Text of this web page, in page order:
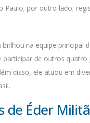
Paulo, por outro lado,
na equipe principal
participar de outros
disso, ele atuou em
de Éder